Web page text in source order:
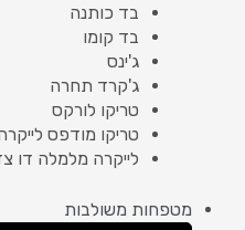
בד כותנה
בד קומו
ג'ינס
ג'קרד תחרה
טריקו לורקס
טריקו מודפס
לייקרה מלמלה דו
מטפחות משולבות